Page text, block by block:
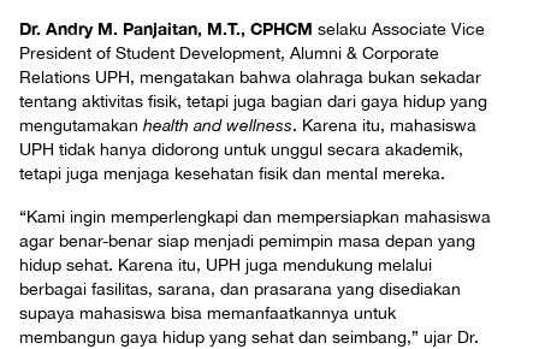
Dr. Andry M. Panjaitan, M.T., CPHCM selaku Associate Vice
President of Student Development, Alumni & Corporate
Relations UPH, mengatakan bahwa olahraga bukan sekadar
tentang aktivitas fisik, tetapi juga bagian dari gaya hidup yang
mengutamakan health and wellness. Karena itu, mahasiswa
UPH tidak hanya didorong untuk unggul secara akademik,
tetapi juga menjaga kesehatan fisik dan mental mereka.
“Kami ingin memperlengkapi dan mempersiapkan mahasiswa
agar benar-benar siap menjadi pemimpin masa depan yang
hidup sehat. Karena itu, UPH juga mendukung melalui
berbagai fasilitas, sarana, dan prasarana yang disediakan
supaya mahasiswa bisa memanfaatkannya untuk
membangun gaya hidup yang sehat dan seimbang,” ujar Dr.